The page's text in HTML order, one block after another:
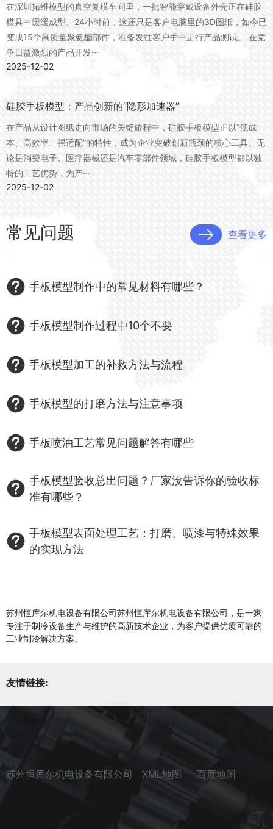
在深圳拓维模型的真空复模车间里，一批智能穿戴设备外壳正在硅胶
模具中缓缓成型。24小时前，这还只是客户电脑里的3D图纸，如今已
变成15个高质量聚氨酯部件，准备发往客户手中进行产品测试。 在竞
争日益激烈的产品开发···
2025-12-02
硅胶手板模型：产品创新的“隐形加速器”
在产品从设计图纸走向市场的关键旅程中，硅胶手板模型正以“低成
本、高效率、强适配”的特性，成为企业突破创新瓶颈的核心工具。无
论是消费电子、医疗器械还是汽车零部件领域，硅胶手板模型都以独
特的工艺优势，为产···
2025-12-02
常见问题 查看更多
手板模型制作中的常见材料有哪些？
手板模型制作过程中10个不要
手板模型加工的补救方法与流程
手板模型的打磨方法与注意事项
手板喷油工艺常见问题解答有哪些
手板模型验收总出问题？厂家没告诉你的验收标
准有哪些？
手板模型表面处理工艺：打磨、喷漆与特殊效果
的实现方法
苏州恒库尔机电设备有限公司苏州恒库尔机电设备有限公司，是一家
专注于制冷设备生产与维护的高新技术企业，为客户提供优质可靠的
工业制冷解决方案。
友情链接:
苏州恒库尔机电设备有限公司 XML地图 百度地图